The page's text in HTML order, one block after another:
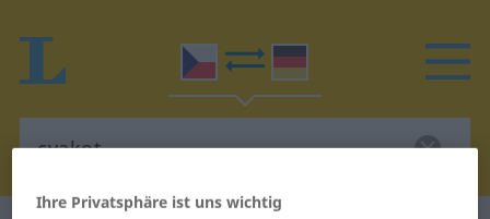
Ihre Privatsphäre ist uns wichtig